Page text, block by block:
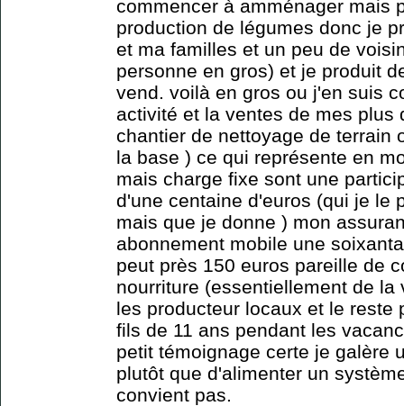
commencer à amménager mais
production de légumes donc je
et ma familles et un peu de
personne en gros) et je produit
vend. voilà en gros ou j'en suis
activité et la ventes de mes plus
chantier de nettoyage de terrain
la base ) ce qui représente en
mais charge fixe sont une
d'une centaine d'euros (qui je le
mais que je donne ) mon
abonnement mobile une
peut près 150 euros pareille de
nourriture (essentiellement de
les producteur locaux et le reste
fils de 11 ans pendant les
petit témoignage certe je galère
plutôt que d'alimenter un
convient pas.